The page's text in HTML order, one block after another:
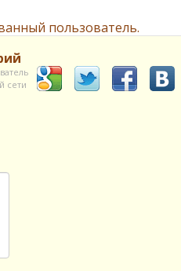
пользователь.
сети